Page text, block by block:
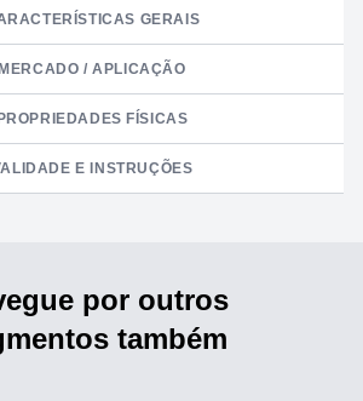
GERAIS
MERCADO / APLICAÇÃO
PROPRIEDADES FÍSICAS
E INSTRUÇÕES
por outros
também